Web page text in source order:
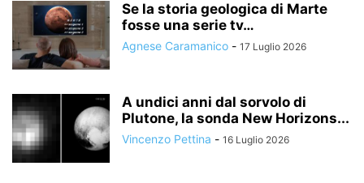
Se la storia geologica di Marte
fosse una serie tv…
Agnese Caramanico - 17 Luglio 2026
A undici anni dal sorvolo di
Plutone, la sonda New Horizons...
Vincenzo Pettina - 16 Luglio 2026